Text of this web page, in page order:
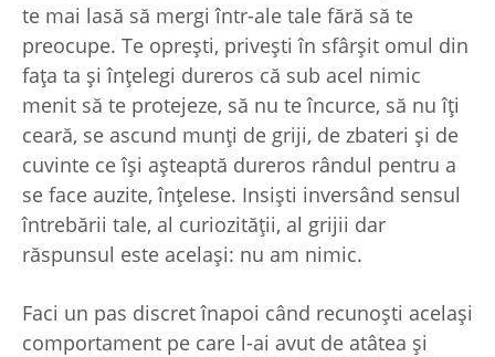
te mai lasă să mergi într-ale tale fără să te
preocupe. Te oprești, privești în sfârșit omul din
fața ta și înțelegi dureros că sub acel nimic
menit să te protejeze, să nu te încurce, să nu îți
ceară, se ascund munți de griji, de zbateri și de
cuvinte ce își așteaptă dureros rândul pentru a
se face auzite, înțelese. Insiști inversând sensul
întrebării tale, al curiozității, al grijii dar
răspunsul este același: nu am nimic.
Faci un pas discret înapoi când recunoști același
comportament pe care l-ai avut de atâtea și